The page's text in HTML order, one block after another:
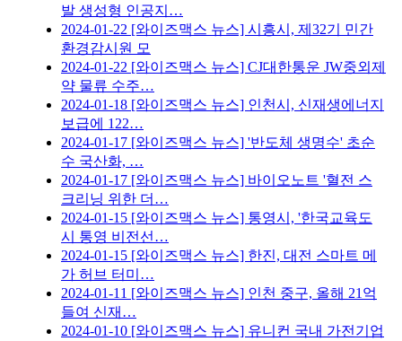
발 생성형 인공지…
2024-01-22 [와이즈맥스 뉴스] 시흥시, 제32기 민간
환경감시원 모
2024-01-22 [와이즈맥스 뉴스] CJ대한통운 JW중외제
약 물류 수주…
2024-01-18 [와이즈맥스 뉴스] 인천시, 신재생에너지
보급에 122…
2024-01-17 [와이즈맥스 뉴스] '반도체 생명수' 초순
수 국산화, …
2024-01-17 [와이즈맥스 뉴스] 바이오노트 '혈전 스
크리닝 위한 더…
2024-01-15 [와이즈맥스 뉴스] 통영시, '한국교육도
시 통영 비전선…
2024-01-15 [와이즈맥스 뉴스] 한진, 대전 스마트 메
가 허브 터미…
2024-01-11 [와이즈맥스 뉴스] 인천 중구, 올해 21억
들여 신재…
2024-01-10 [와이즈맥스 뉴스] 유니컨 국내 가전기업